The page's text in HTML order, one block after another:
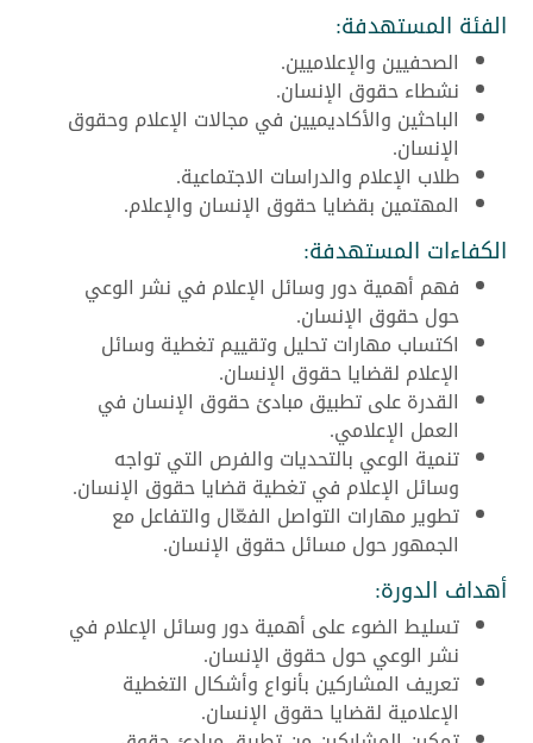
الفئة المستهدفة:
الصحفيين والإعلاميين.
نشطاء حقوق الإنسان.
الباحثين والأكاديميين في مجالات الإعلام وحقوق
الإنسان.
طلاب الإعلام والدراسات الاجتماعية.
المهتمين بقضايا حقوق الإنسان والإعلام.
الكفاءات المستهدفة:
فهم أهمية دور وسائل الإعلام في نشر الوعي
حول حقوق الإنسان.
اكتساب مهارات تحليل وتقييم تغطية وسائل
الإعلام لقضايا حقوق الإنسان.
القدرة على تطبيق مبادئ حقوق الإنسان في
العمل الإعلامي.
تنمية الوعي بالتحديات والفرص التي تواجه
وسائل الإعلام في تغطية قضايا حقوق الإنسان.
تطوير مهارات التواصل الفعّال والتفاعل مع
الجمهور حول مسائل حقوق الإنسان.
أهداف الدورة:
تسليط الضوء على أهمية دور وسائل الإعلام في
نشر الوعي حول حقوق الإنسان.
تعريف المشاركين بأنواع وأشكال التغطية
الإعلامية لقضايا حقوق الإنسان.